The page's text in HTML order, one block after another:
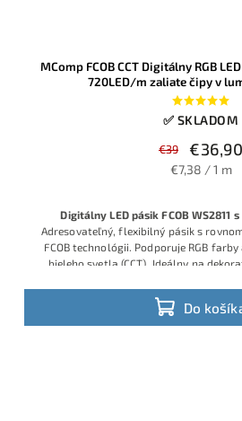
MComp FCOB CCT Digitálny RGB
720LED/m zaliate čipy v
✅ SKLADOM
€39 €36,90
€7,38 / 1 m
Do
Digitálny LED pásik FCOB WS2811
Adresovateľný, flexibilný pásik s
FCOB technológii. Podporuje RGB
bieleho svetla (CCT). Ideálny na
K1000C). Napájanie 12 V,